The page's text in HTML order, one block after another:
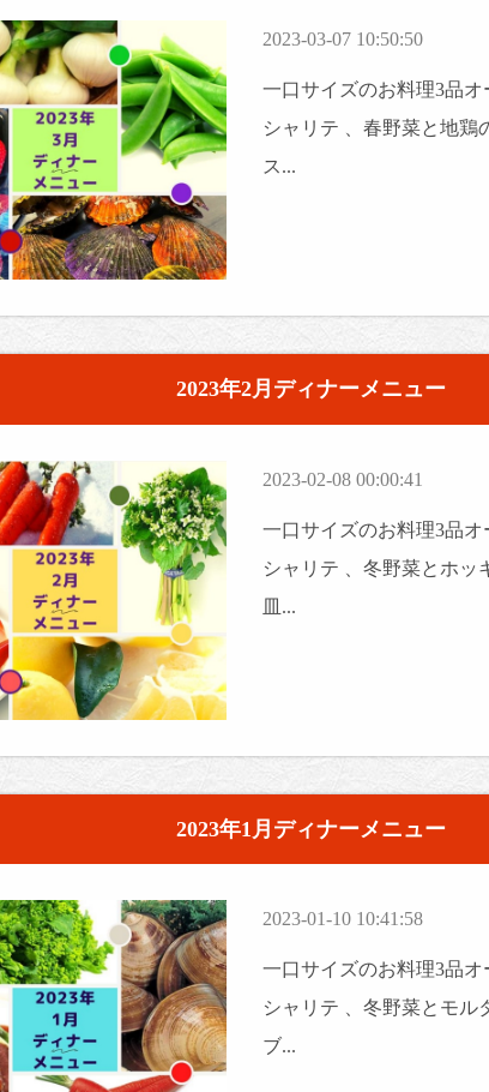
2023-03-07 10:50:50
一口サイズのお料理3品オ
シャリテ 、春野菜と地鶏
ス...
2023年2月ディナーメニュー
2023-02-08 00:00:41
一口サイズのお料理3品オ
シャリテ 、冬野菜とホッ
皿...
2023年1月ディナーメニュー
2023-01-10 10:41:58
一口サイズのお料理3品オ
シャリテ 、冬野菜とモル
ブ...